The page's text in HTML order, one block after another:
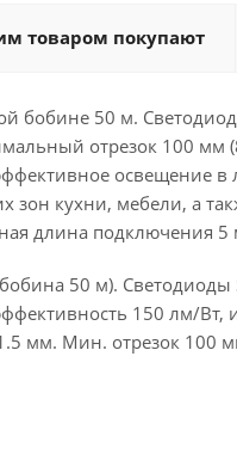
товаром покупают
бобине 50 м.
отрезок 100 мм
освещение
кухни, мебели, а
длина подключения 5
50 м).
150 лм/Вт,
мм. Мин. отрезок 100